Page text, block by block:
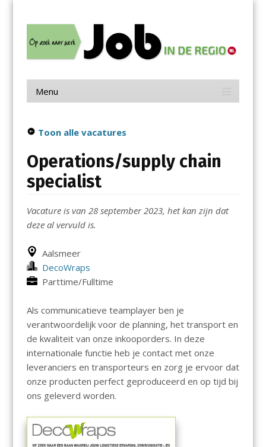
contentJob in de Regio
Menu
Toon alle vacatures
Operations/supply chain
specialist
Vacature is van 28 september 2023, het kan zijn dat
deze al vervuld is.
Aalsmeer
DecoWraps
Parttime/Fulltime
Als communicatieve teamplayer ben je
verantwoordelijk voor de planning, het transport en
de kwaliteit van onze inkooporders. In deze
internationale functie heb je contact met onze
leveranciers en transporteurs en zorg je ervoor dat
onze producten perfect geproduceerd en op tijd bij
ons geleverd worden.